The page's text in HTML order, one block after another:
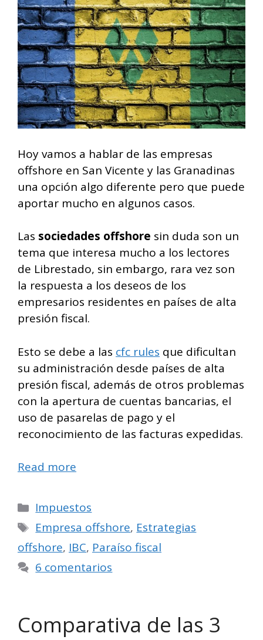
Hoy vamos a hablar de las empresas
offshore en San Vicente y las Granadinas
una opción algo diferente pero que puede
aportar mucho en algunos casos.
Las sociedades offshore sin duda son un
tema que interesa mucho a los lectores
de Librestado, sin embargo, rara vez son
la respuesta a los deseos de los
empresarios residentes en países de alta
presión fiscal.
Esto se debe a las cfc rules que dificultan
su administración desde países de alta
presión fiscal, además de otros problemas
con la apertura de cuentas bancarias, el
uso de pasarelas de pago y el
reconocimiento de las facturas expedidas.
Read more
Categorías
Impuestos
Etiquetas
Empresa offshore, Estrategias
offshore, IBC, Paraíso fiscal
6 comentarios
Comparativa de las 3